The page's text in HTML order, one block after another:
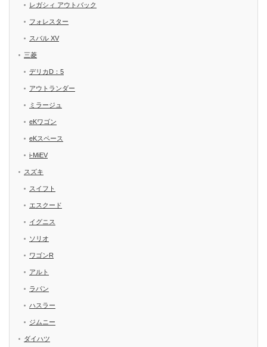
レガシィ アウトバック
フォレスター
スバル XV
三菱
デリカD：5
アウトランダー
ミラージュ
eKワゴン
eKスペース
i-MiEV
スズキ
スイフト
エスクード
イグニス
ソリオ
ワゴンR
アルト
ラパン
ハスラー
ジムニー
ダイハツ